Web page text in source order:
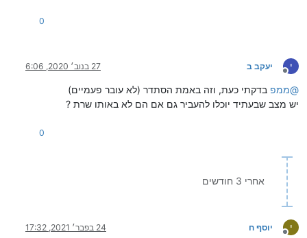
0
י
מנותק
יעקב ב 27 בנוב׳ 2020, 6:06
@ממפ בדקתי כעת, וזה באמת הסתדר (לא עובר פעמיים)
יש מצב שבעתיד יוכלו להעביר גם אם הם לא באותו שרת ?
0
אחרי 3 חודשים
י יוסף ח 24 בפבר׳ 2021, 17:32